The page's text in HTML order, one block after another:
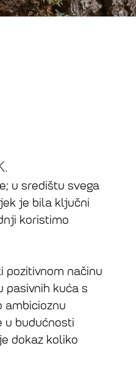
u središtu svega
je bila ključni
koristimo
pozitivnom načinu
pasivnih kuća s
ambicioznu
u budućnosti
dokaz koliko